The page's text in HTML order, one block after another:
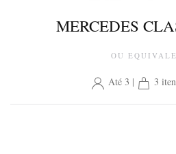
MERCEDES
OU
Até 3 | 3